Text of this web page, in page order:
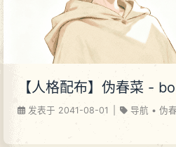
【人格配布】伪春菜 -
发表于 2041-08-01 导航 • 伪